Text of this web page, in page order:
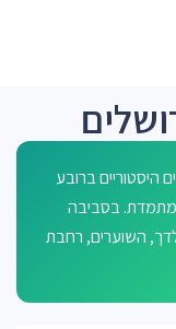
היסטוריים ברובע
מתמדת. בסביבה
לדך, השוערים, רחבת